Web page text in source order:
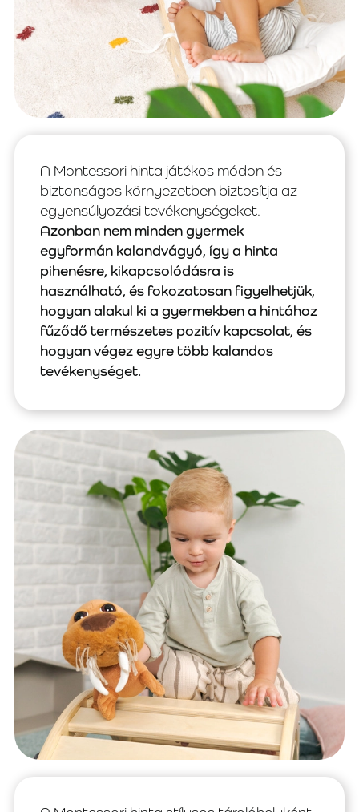
A Montessori hinta játékos módon és
biztonságos környezetben biztosítja az
egyensúlyozási tevékenységeket.
Azonban nem minden gyermek
egyformán kalandvágyó, így a hinta
pihenésre, kikapcsolódásra is
használható, és fokozatosan figyelhetjük,
hogyan alakul ki a gyermekben a hintához
fűződő természetes pozitív kapcsolat, és
hogyan végez egyre több kalandos
tevékenységet.